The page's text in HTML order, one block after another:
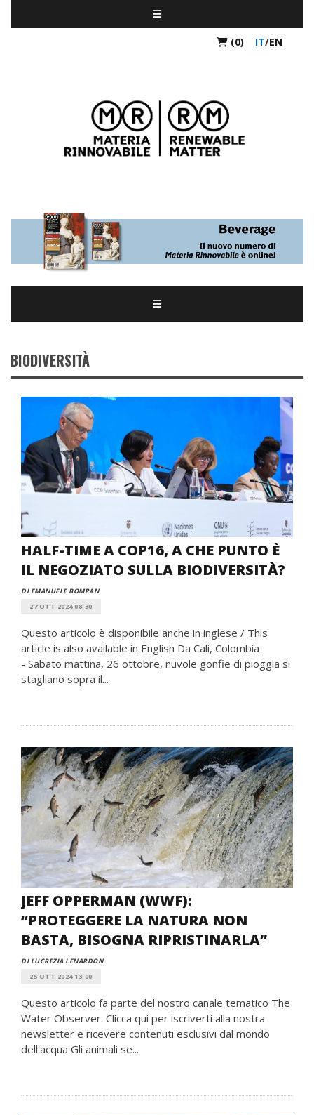
(0) IT/EN
BIODIVERSITÀ
HALF-TIME A COP16, A CHE PUNTO È
IL NEGOZIATO SULLA BIODIVERSITÀ?
DI EMANUELE BOMPAN
27 OTT 2024 08:30
Questo articolo è disponibile anche in inglese / This
article is also available in English Da Cali, Colombia
- Sabato mattina, 26 ottobre, nuvole gonfie di pioggia si
stagliano sopra il...
JEFF OPPERMAN (WWF):
“PROTEGGERE LA NATURA NON
BASTA, BISOGNA RIPRISTINARLA”
DI LUCREZIA LENARDON
25 OTT 2024 13:00
Questo articolo fa parte del nostro canale tematico The
Water Observer. Clicca qui per iscriverti alla nostra
newsletter e ricevere contenuti esclusivi dal mondo
dell'acqua Gli animali se...